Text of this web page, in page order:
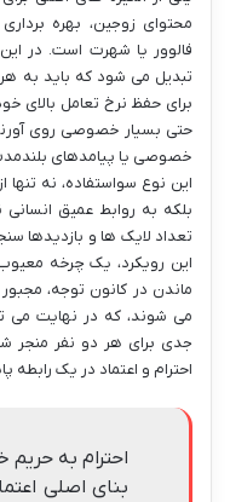
محتوای زوجین، بهره
فالوور یا شهرت است. در
تبدیل می شود که باید به
برای حفظ نرخ تعامل بالای
حتی بسیار خصوصی روی
خصوصی یا پیامدهای
این نوع سواستفاده، نه
بلکه به روابط عمیق
تعداد لایک ها و بازدیدها
این رویکرد، یک چرخه
ماندن در کانون توجه،
می شوند، که در نهایت می
جدی برای هر دو نفر منجر
احترام و اعتماد در یک رابطه
احترام به
بنای اصلی